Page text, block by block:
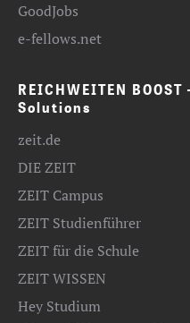
GoodJobs
e-fellows.net
REICHWEITEN
Solutions
zeit.de
DIE ZEIT
ZEIT Campus
ZEIT Studienführer
ZEIT für die Schule
ZEIT WISSEN
Hey Studium